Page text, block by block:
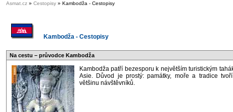
Asmat.cz » Cestopisy » Kambodža - Cestopisy
Kambodža - Cestopisy
Na cestu – průvodce Kambodža
Kambodža patří bezesporu k největším turistickým
Asie. Důvod je prostý: památky, moře a tradice
většinu návštěvníků.